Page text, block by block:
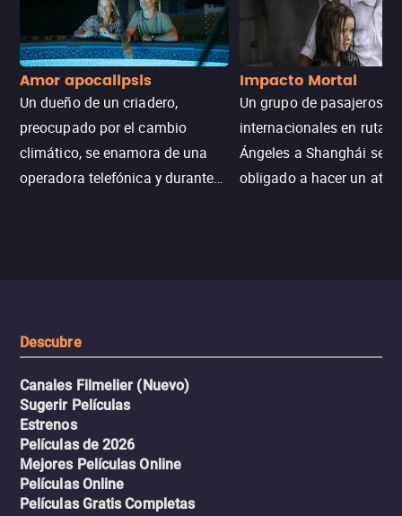
Amor apocalipsis
Un dueño de un criadero,
preocupado por el cambio
climático, se enamora de una
operadora telefónica y durante
Impacto Mortal
Un grupo de pasajeros
internacionales en ruta
Ángeles a Shanghái se ve
obligado a hacer un
Descubre
Canales Filmelier (Nuevo)
Sugerir Películas
Estrenos
Películas de 2026
Mejores Películas Online
Películas Online
Películas Gratis Completas